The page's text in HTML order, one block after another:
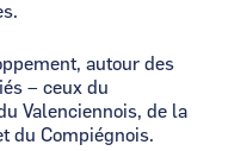
autour des
– ceux du
Valenciennois, de la
du Compiégnois.